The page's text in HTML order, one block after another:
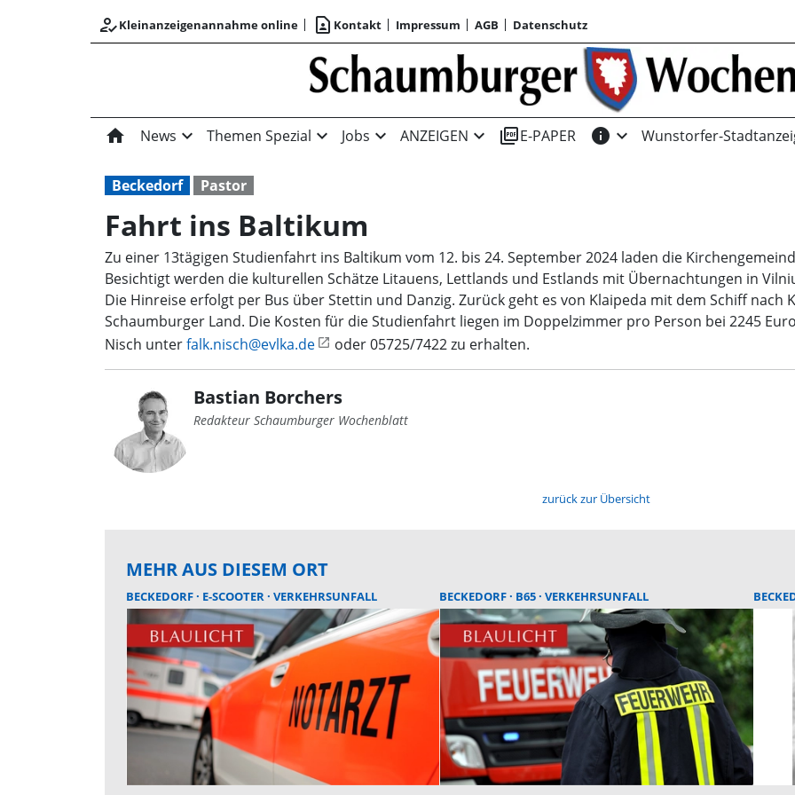
how_to_regKleinanzeigenannahme online contact_page Kontakt Impressum AGB Datenschutz
home News expand_more Themen Spezial expand_more Jobs expand_more ANZEIGEN expand_more picture_as_pdfE-PAPER info expand_more Wunstorfer-
Beckedorf Pastor
Fahrt ins Baltikum
Zu einer 13tägigen Studienfahrt ins Baltikum vom 12. bis 24. September 2024 laden die
Besichtigt werden die kulturellen Schätze Litauens, Lettlands und Estlands mit Übernachtungen in
Die Hinreise erfolgt per Bus über Stettin und Danzig. Zurück geht es von Klaipeda mit dem Schiff nach
Schaumburger Land. Die Kosten für die Studienfahrt liegen im Doppelzimmer pro Person bei 2245
Nisch unterfalk.nisch@evlka.de oder 05725/7422 zu erhalten.
Bastian Borchers
Redakteur Schaumburger Wochenblatt
zurück zur Übersicht
MEHR AUS DIESEM ORT
BECKEDORF E-SCOOTER VERKEHRSUNFALL BECKEDORF B65 VERKEHRSUNFALL